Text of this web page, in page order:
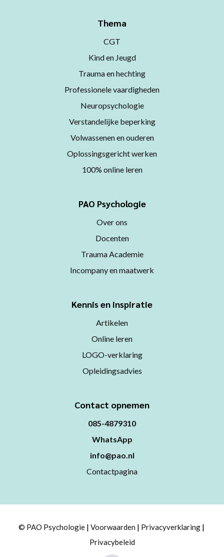
Thema
CGT
Kind en Jeugd
Trauma en hechting
Professionele vaardigheden
Neuropsychologie
Verstandelijke beperking
Volwassenen en ouderen
Oplossingsgericht werken
100% online leren
PAO Psychologie
Over ons
Docenten
Trauma Academie
Incompany en maatwerk
Kennis en inspiratie
Artikelen
Online leren
LOGO-verklaring
Opleidingsadvies
Contact opnemen
085-4879310
WhatsApp
info@pao.nl
Contactpagina
© PAO Psychologie Voorwaarden
Privacyverklaring
Privacybeleid